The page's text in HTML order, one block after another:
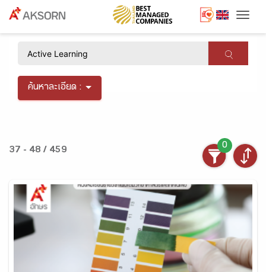
ค้นหาละเอียด :
37 - 48 / 459
0